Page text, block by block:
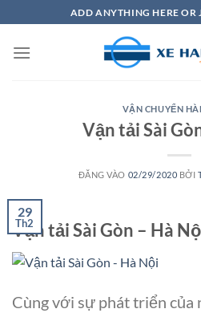
qua
nội
ADD ANYTHING HERE OR
VẬN CHUYỂN
Vận tải Sài
ĐĂNG VÀO 02/29/2020 BỞI
29
Th2
Vận tải Sài Gòn – Hà
Cùng với sự phát triển của